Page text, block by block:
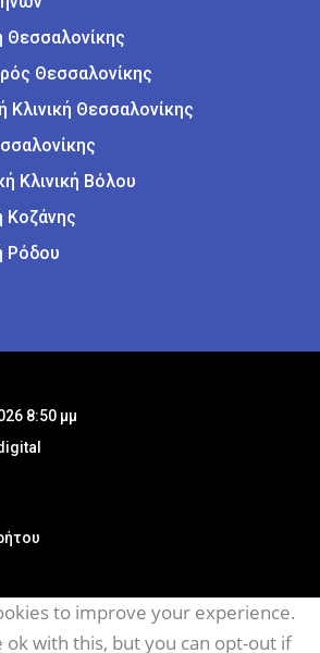
Θεσσαλονίκης
Θεσσαλονίκης
Κλινική Θεσσαλονίκης
Κλινική Βόλου
Κοζάνης
Ρόδου
8:50 μμ
to improve your experience.
with this, but you can opt-out if